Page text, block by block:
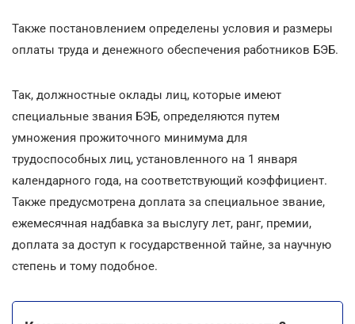
Также постановлением определены условия и размеры
оплаты труда и денежного обеспечения работников БЭБ.
Так, должностные оклады лиц, которые имеют
специальные звания БЭБ, определяются путем
умножения прожиточного минимума для
трудоспособных лиц, установленного на 1 января
календарного года, на соответствующий коэффициент.
Также предусмотрена доплата за специальное звание,
ежемесячная надбавка за выслугу лет, ранг, премии,
доплата за доступ к государственной тайне, за научную
степень и тому подобное.